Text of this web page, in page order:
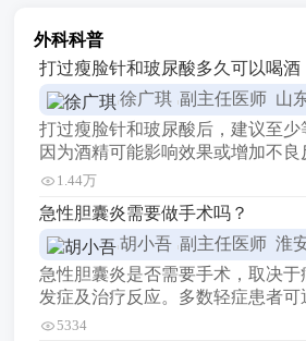
外科科普
打过瘦脸针和玻尿酸多久可以喝酒
徐广琪 副主任医师 山
打过瘦脸针和玻尿酸后，建议至少
因为酒精可能影响效果或增加不良
的主要成分是肉毒毒素，它可以通
可能会影响肉毒毒素的作用机制，
持续时间缩短。 玻尿酸是一种填
的体积和改善皱纹。饮酒可能会
或出现其他不适
1.44万
急性胆囊炎需要做手术吗？
胡小吾 副主任医师 淮
急性胆囊炎是否需要手术，取决
发症及治疗反应。多数轻症患者可
疗缓解，而重症或反复发作病例需
5334